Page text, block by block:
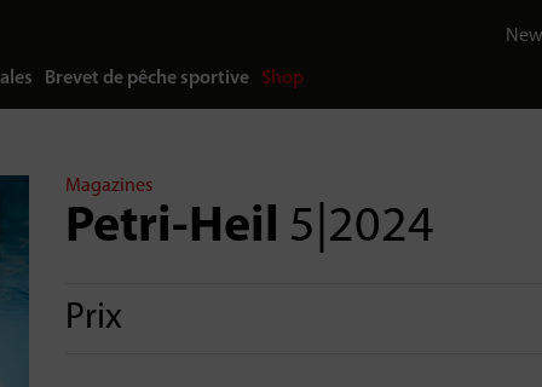
Brevet de pêche sportive Shop
Magazines
Petri-Heil 5|2024
Prix